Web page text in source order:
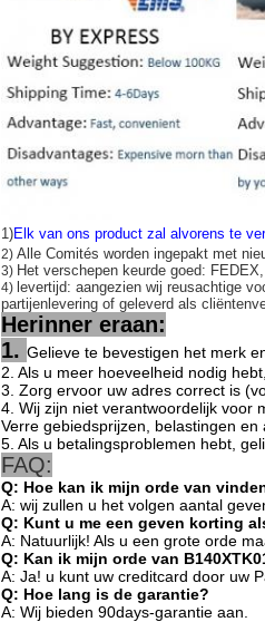
1)Elk van ons product zal alvorens te
2) Alle Comités worden ingepakt met
3) Het verschepen keurde goed:
4) levertijd: aangezien wij reusachtige
partijenlevering of geleverd als
Herinner eraan:
1. Gelieve te bevestigen het merk
2. Als u meer hoeveelheid nodig
3. Zorg ervoor uw adres correct is
4. Wij zijn niet verantwoordelijk voor
Verre gebiedsprijzen, belastingen en
5. Als u betalingsproblemen hebt,
FAQ:
Q: Hoe kan ik mijn orde van
A: wij zullen u het volgen aantal
Q: Kunt u me een geven korting
A: Natuurlijk! Als u een grote orde
Q: Kan ik mijn orde van
A: Ja! u kunt uw creditcard door uw
Q: Hoe lang is de garantie?
A: Wij bieden 90days-garantie aan.